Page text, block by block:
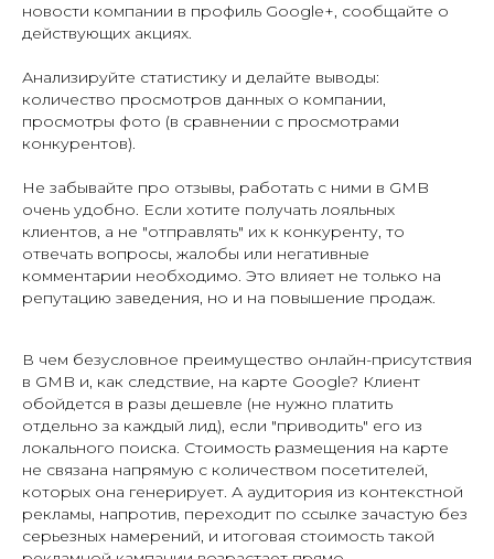
новости компании в профиль Google+, сообщайте о
действующих акциях.
Анализируйте статистику и делайте выводы:
количество просмотров данных о компании,
просмотры фото (в сравнении с просмотрами
конкурентов).
Не забывайте про отзывы, работать с ними в GMB
очень удобно. Если хотите получать лояльных
клиентов, а не "отправлять" их к конкуренту, то
отвечать вопросы, жалобы или негативные
комментарии необходимо. Это влияет не только на
репутацию заведения, но и на повышение продаж.
В чем безусловное преимущество онлайн-присутствия
в GMB и, как следствие, на карте Google? Клиент
обойдется в разы дешевле (не нужно платить
отдельно за каждый лид), если "приводить" его из
локального поиска. Стоимость размещения на карте
не связана напрямую с количеством посетителей,
которых она генерирует. А аудитория из контекстной
рекламы, напротив, переходит по ссылке зачастую без
серьезных намерений, и итоговая стоимость такой